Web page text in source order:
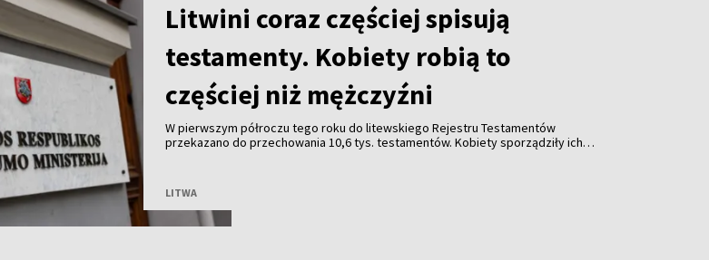
Litwini coraz częściej spisują
testamenty. Kobiety robią to
częściej niż mężczyźni
W pierwszym półroczu tego roku do litewskiego Rejestru Testamentów
przekazano do przechowania 10,6 tys. testamentów. Kobiety sporządziły ich
LITWA